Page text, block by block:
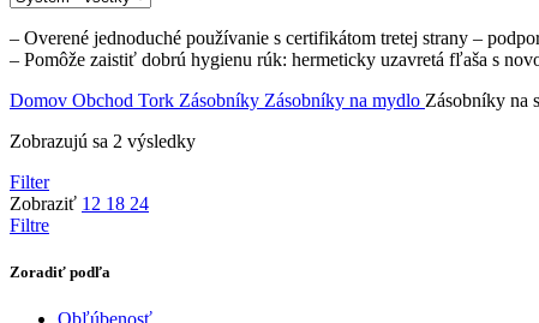
– Overené jednoduché používanie s certifikátom tretej strany –
– Pomôže zaistiť dobrú hygienu rúk: hermeticky uzavretá fľaša s
Domov Obchod Tork Zásobníky Zásobníky na mydlo Zásobníky na
Zobrazujú sa 2 výsledky
Filter
Zobraziť 12 18 24
Filtre
Zoradiť podľa